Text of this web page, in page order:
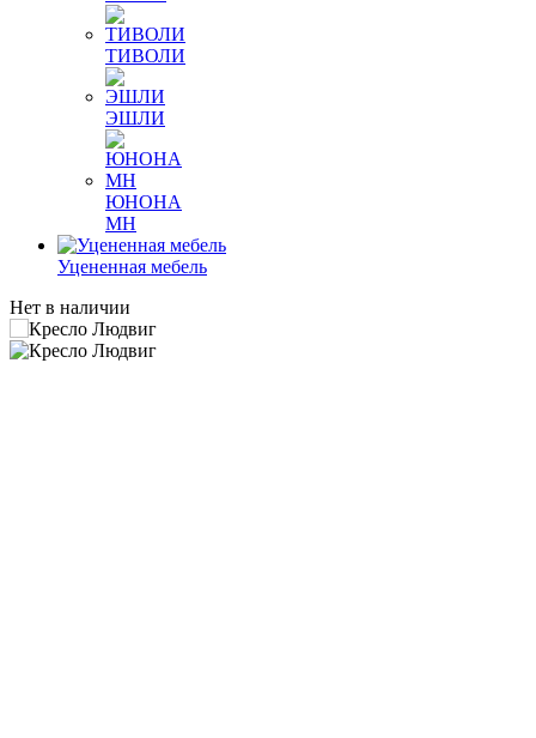
ТИВОЛИ
ЭШЛИ
ЮНОНА
МН
Уцененная мебель
Нет в наличии